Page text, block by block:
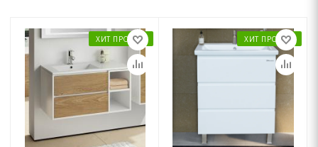
ХИТ ПРОДАЖ ХИТ ПРОДАЖ